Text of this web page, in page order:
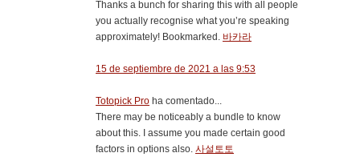
Thanks a bunch for sharing this with all people
you actually recognise what you’re speaking
approximately! Bookmarked. 바카라
15 de septiembre de 2021 a las 9:53
Totopick Pro ha comentado...
There may be noticeably a bundle to know
about this. I assume you made certain good
factors in options also. 사설토토